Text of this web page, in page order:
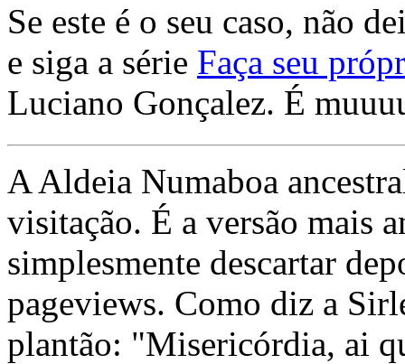
Se este é o seu caso, não
e siga a série Faça seu
Luciano Gonçalez. É
A Aldeia Numaboa
visitação. É a versão mais
simplesmente descartar
pageviews. Como diz a
plantão: "Misericórdia, ai